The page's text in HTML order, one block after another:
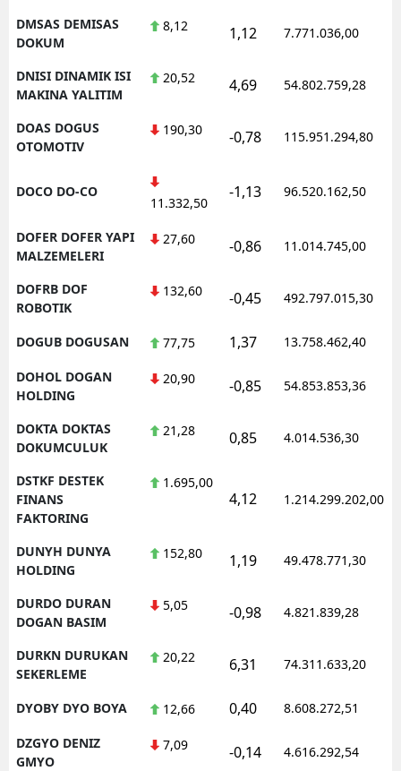
DMSAS DEMISAS
DOKUM
8,12 1,12 7.771.036,00
DNISI DINAMIK ISI
MAKINA YALITIM
20,52 4,69 54.802.759,28
DOAS DOGUS
OTOMOTIV
190,30 -0,78 115.951.294,80
DOCO DO-CO
11.332,50
-1,13 96.520.162,50
DOFER DOFER YAPI
MALZEMELERI
27,60 -0,86 11.014.745,00
DOFRB DOF
ROBOTIK
132,60 -0,45 492.797.015,30
DOGUB DOGUSAN 77,75 1,37 13.758.462,40
DOHOL DOGAN
HOLDING
20,90 -0,85 54.853.853,36
DOKTA DOKTAS
DOKUMCULUK
21,28 0,85 4.014.536,30
DSTKF DESTEK
FINANS
FAKTORING
1.695,00
4,12 1.214.299.202,00
DUNYH DUNYA
HOLDING
152,80 1,19 49.478.771,30
DURDO DURAN
DOGAN BASIM
5,05 -0,98 4.821.839,28
DURKN DURUKAN
SEKERLEME
20,22 6,31 74.311.633,20
DYOBY DYO BOYA 12,66 0,40 8.608.272,51
DZGYO DENIZ
GMYO
7,09 -0,14 4.616.292,54